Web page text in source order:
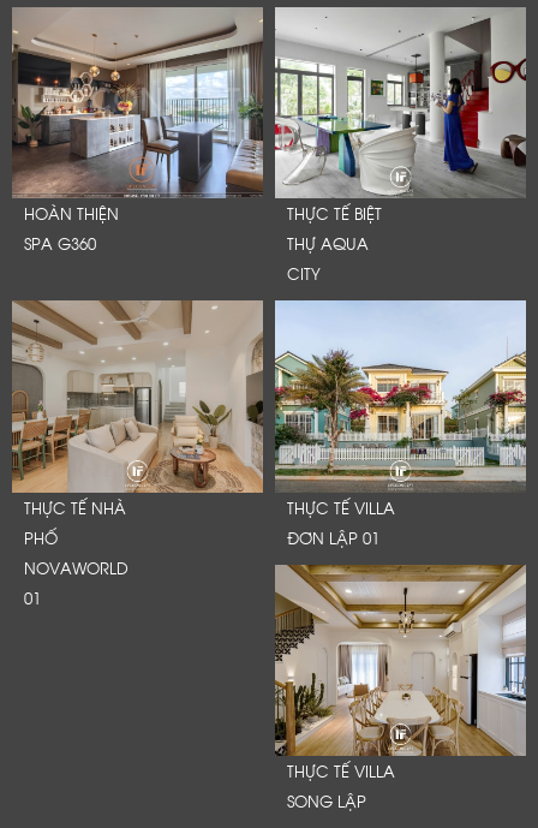
HOÀN THIỆN
SPA G360
THỰC TẾ BIỆT
THỰ AQUA
CITY
THỰC TẾ NHÀ
PHỐ
NOVAWORLD
01
THỰC TẾ VILLA
ĐƠN LẬP 01
THỰC TẾ VILLA
SONG LẬP